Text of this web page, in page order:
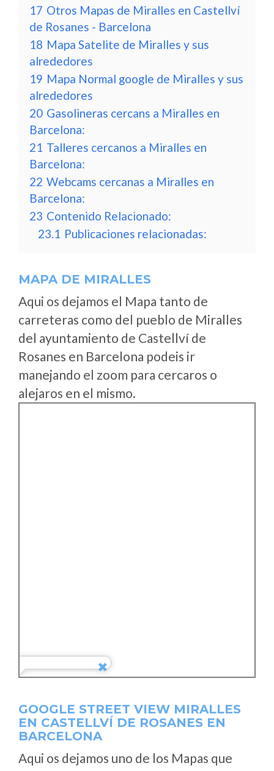
17 Otros Mapas de Miralles en Castellví
de Rosanes - Barcelona
18 Mapa Satelite de Miralles y sus
alrededores
19 Mapa Normal google de Miralles y sus
alrededores
20 Gasolineras cercans a Miralles en
Barcelona:
21 Talleres cercanos a Miralles en
Barcelona:
22 Webcams cercanas a Miralles en
Barcelona:
23 Contenido Relacionado:
23.1 Publicaciones relacionadas:
MAPA DE MIRALLES
Aqui os dejamos el Mapa tanto de
carreteras como del pueblo de Miralles
del ayuntamiento de Castellví de
Rosanes en Barcelona podeis ir
manejando el zoom para cercaros o
alejaros en el mismo.
GOOGLE STREET VIEW MIRALLES
EN CASTELLVÍ DE ROSANES EN
BARCELONA
Aqui os dejamos uno de los Mapas que